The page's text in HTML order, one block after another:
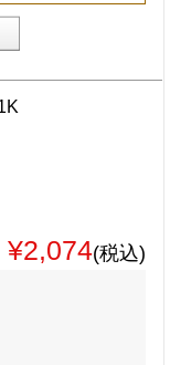
¥2,074(税込)